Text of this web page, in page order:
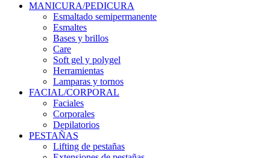
MANICURA/PEDICURA
Esmaltado semipermanente
Esmaltes
Bases y brillos
Care
Soft gel y polygel
Herramientas
Lamparas y tornos
FACIAL/CORPORAL
Faciales
Corporales
Depilatorios
PESTAÑAS
Lifting de pestañas